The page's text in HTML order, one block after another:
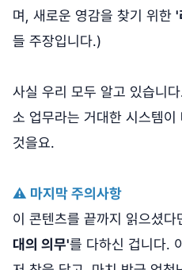
며, 새로운 영감을 찾기 위한 '
들 주장입니다.)
사실 우리 모두 알고 있습니
소 업무라는 거대한 시스템
것을요.
⚠️ 마지막 주의사항
이 콘텐츠를 끝까지 읽으셨
대의 의무'를 다하신 겁니다.